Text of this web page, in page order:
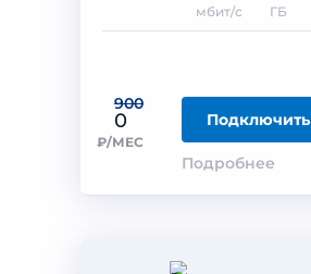
900
0
₽/МЕС
Подключить
Подробнее
мбит/с ГБ